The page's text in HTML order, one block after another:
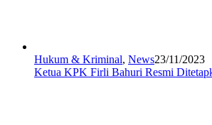
Hukum & Kriminal, News23/11/2023
Ketua KPK Firli Bahuri Resmi